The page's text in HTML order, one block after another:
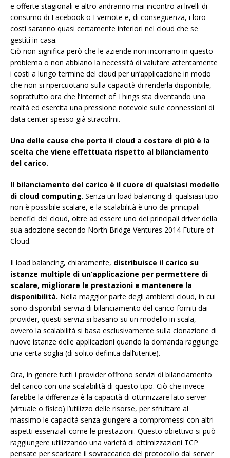
e offerte stagionali e altro andranno mai incontro ai livelli di
consumo di Facebook o Evernote e, di conseguenza, i loro
costi saranno quasi certamente inferiori nel cloud che se
gestiti in casa.
Ciò non significa però che le aziende non incorrano in questo
problema o non abbiano la necessità di valutare attentamente
i costi a lungo termine del cloud per un’applicazione in modo
che non si ripercuotano sulla capacità di renderla disponibile,
soprattutto ora che l’Internet of Things sta diventando una
realtà ed esercita una pressione notevole sulle connessioni di
data center spesso già stracolmi.
Una delle cause che porta il cloud a costare di più è la
scelta che viene effettuata rispetto al bilanciamento
del carico.
Il bilanciamento del carico è il cuore di qualsiasi modello
di cloud computing. Senza un load balancing di qualsiasi tipo
non è possibile scalare, e la scalabilità è uno dei principali
benefici del cloud, oltre ad essere uno dei principali driver della
sua adozione secondo North Bridge Ventures 2014 Future of
Cloud.
Il load balancing, chiaramente, distribuisce il carico su
istanze multiple di un’applicazione per permettere di
scalare, migliorare le prestazioni e mantenere la
disponibilità. Nella maggior parte degli ambienti cloud, in cui
sono disponibili servizi di bilanciamento del carico forniti dai
provider, questi servizi si basano su un modello in scala,
ovvero la scalabilità si basa esclusivamente sulla clonazione di
nuove istanze delle applicazioni quando la domanda raggiunge
una certa soglia (di solito definita dall’utente).
Ora, in genere tutti i provider offrono servizi di bilanciamento
del carico con una scalabilità di questo tipo. Ciò che invece
farebbe la differenza è la capacità di ottimizzare lato server
(virtuale o fisico) l’utilizzo delle risorse, per sfruttare al
massimo le capacità senza giungere a compromessi con altri
aspetti essenziali come le prestazioni. Questo obiettivo si può
raggiungere utilizzando una varietà di ottimizzazioni TCP
pensate per scaricare il sovraccarico del protocollo dal server